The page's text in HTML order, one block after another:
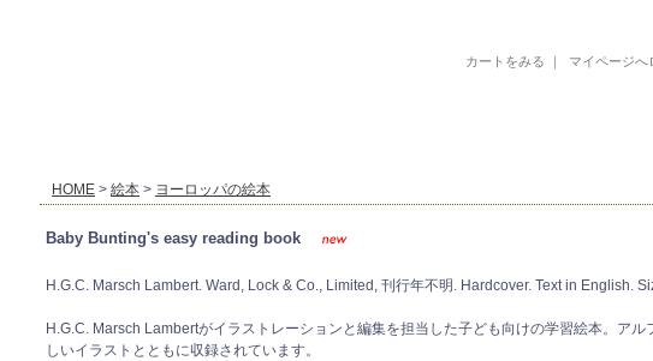
カートをみる ｜ マイページへ
HOME > 絵本 > ヨーロッパの絵本
Baby Bunting's easy reading book
H.G.C. Marsch Lambert. Ward, Lock & Co., Limited, 刊行年不明. Hardcover. Text in English.
H.G.C. Marsch Lambertがイラストレーションと編集を担当した子ども向けの学習絵本。ア
しいイラストとともに収録されています。